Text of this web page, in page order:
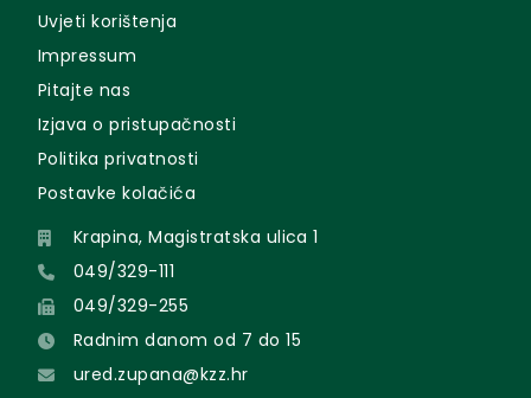
Uvjeti korištenja
Impressum
Pitajte nas
Izjava o pristupačnosti
Politika privatnosti
Postavke kolačića
Krapina, Magistratska ulica 1
049/329-111
049/329-255
Radnim danom od 7 do 15
ured.zupana@kzz.hr